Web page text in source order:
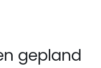
gepland